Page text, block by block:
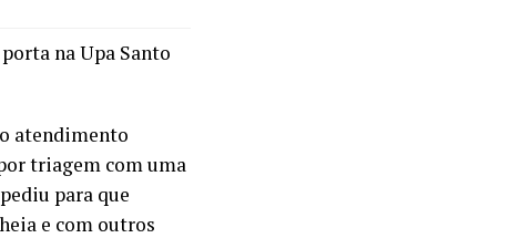
na Upa Santo
atendimento
triagem com uma
para que
e com outros